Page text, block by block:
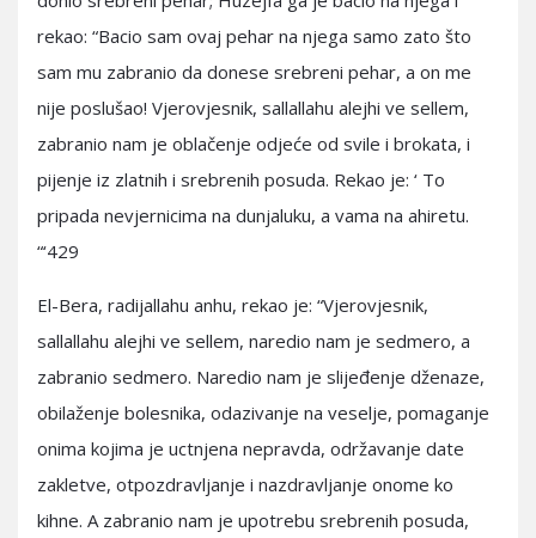
rekao: “Bacio sam ovaj pehar na njega samo zato što
sam mu zabranio da donese srebreni pehar, a on me
nije poslušao! Vjerovjesnik, sallallahu alejhi ve sellem,
zabranio nam je oblačenje odjeće od svile i brokata, i
pijenje iz zlatnih i srebrenih posuda. Rekao je: ‘ To
pripada nevjernicima na dunjaluku, a vama na ahiretu.
“‘429
El-Bera, radijallahu anhu, rekao je: “Vjerovjesnik,
sallallahu alejhi ve sellem, naredio nam je sedmero, a
zabranio sedmero. Naredio nam je slijeđenje dženaze,
obilaženje bolesnika, odazivanje na veselje, pomaganje
onima kojima je uctnjena nepravda, održavanje date
zakletve, otpozdravljanje i nazdravljanje onome ko
kihne. A zabranio nam je upotrebu srebrenih posuda,